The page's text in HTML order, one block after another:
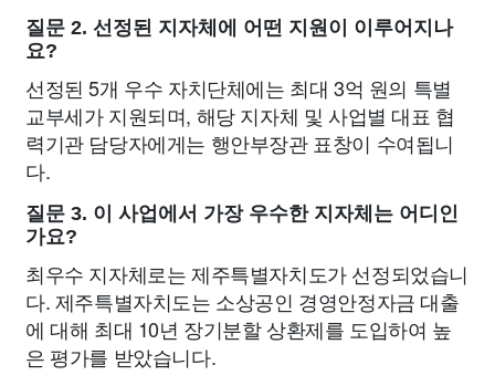
질문 2. 선정된 지자체에 어떤 지원이 이루어지나
요?
선정된 5개 우수 자치단체에는 최대 3억 원의 특별
교부세가 지원되며, 해당 지자체 및 사업별 대표 협
력기관 담당자에게는 행안부장관 표창이 수여됩니
다.
질문 3. 이 사업에서 가장 우수한 지자체는 어디인
가요?
최우수 지자체로는 제주특별자치도가 선정되었습니
다. 제주특별자치도는 소상공인 경영안정자금 대출
에 대해 최대 10년 장기분할 상환제를 도입하여 높
은 평가를 받았습니다.